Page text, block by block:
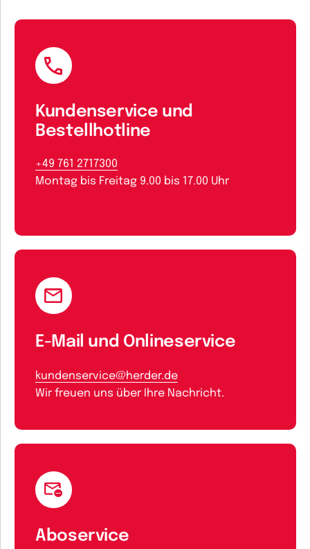
Kundenservice und
Bestellhotline
+49 761 2717300
Montag bis Freitag 9.00 bis 17.00 Uhr
E-Mail und Onlineservice
kundenservice@herder.de
Wir freuen uns über Ihre Nachricht.
Aboservice